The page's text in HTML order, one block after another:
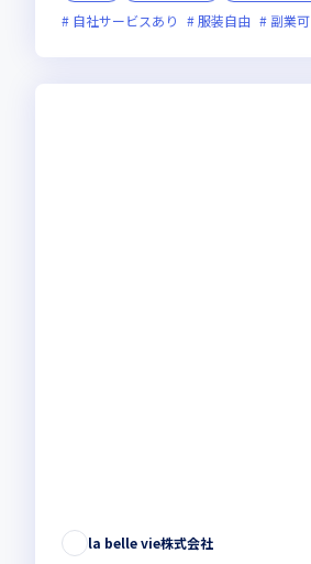
自社サービスあり 服装自由 副業可
la belle vie株式会社